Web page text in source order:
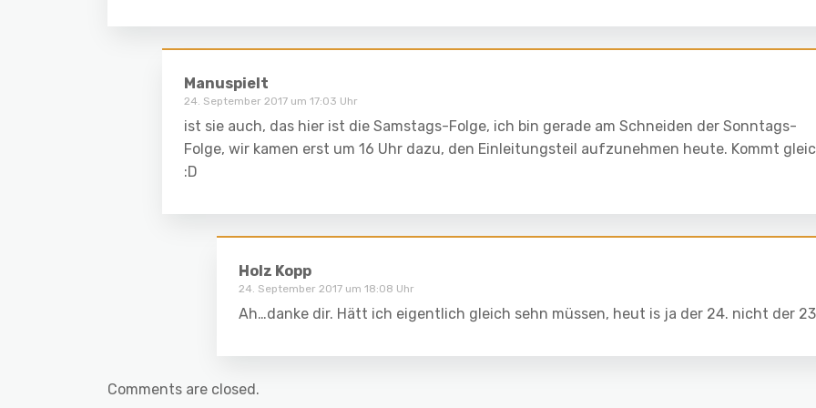
Manuspielt
24. September 2017 um 17:03 Uhr
ist sie auch, das hier ist die Samstags-Folge, ich bin gerade am Schneiden der Sonntags-
Folge, wir kamen erst um 16 Uhr dazu, den Einleitungsteil aufzunehmen heute. Kommt
:D
Holz Kopp
24. September 2017 um 18:08 Uhr
Ah…danke dir. Hätt ich eigentlich gleich sehn müssen, heut is ja der 24. nicht der
Comments are closed.